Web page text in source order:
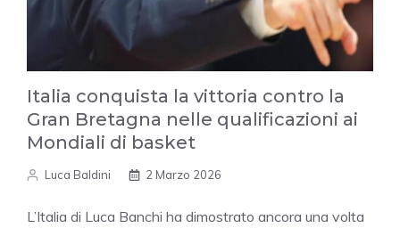
Italia conquista la vittoria contro la
Gran Bretagna nelle qualificazioni ai
Mondiali di basket
Luca Baldini 2 Marzo 2026
L’Italia di Luca Banchi ha dimostrato ancora una volta